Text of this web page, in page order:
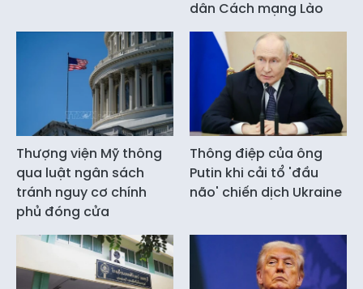
dân Cách mạng Lào
Thượng viện Mỹ thông
qua luật ngân sách
tránh nguy cơ chính
phủ đóng cửa
Thông điệp của ông
Putin khi cải tổ 'đầu
não' chiến dịch Ukraine